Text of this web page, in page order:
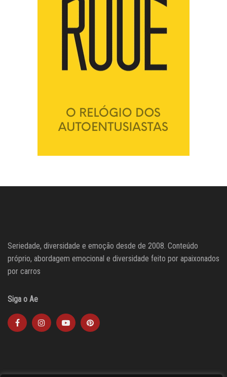
Seriedade, diversidade e emoção desde de 2008. Conteúdo
próprio, abordagem emocional e diversidade feito por apaixonados
por carros
Siga o Ae